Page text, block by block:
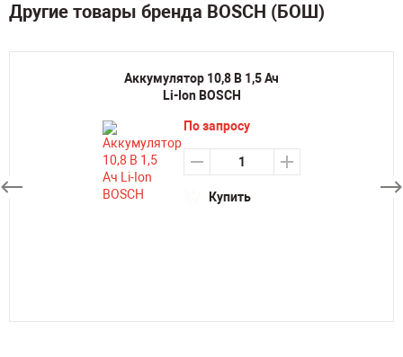
Другие товары бренда BOSCH (БОШ)
Аккумулятор 10,8 В 1,5 Ач
Li-Ion BOSCH
По запросу
Купить